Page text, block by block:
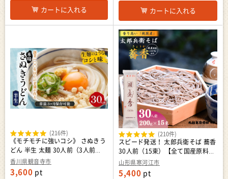
カートに入れる カートに入れる
香川県観音寺市
《モチモチに強いコシ》 さぬきう
どん 半生 太麺 30人前（3人前
×10袋） 紀州屋 香川 本場 讃岐う
どん
(216件)
3,600 pt
山形県寒河江市
スピード発送！ 太郎兵衛そば 蕎香
30人前（15束）【全て国産原料使
用】 麺 乾麺 蕎麦 そば 山形 018-
F-TB013
(210件)
5,400 pt